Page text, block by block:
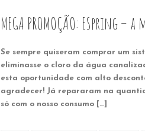
MEGA PROMOÇÃO: ESpring –
Se sempre quiseram comprar um
eliminasse o cloro da água
esta oportunidade com alto
agradecer! Já repararam na
só com o nosso consumo […]